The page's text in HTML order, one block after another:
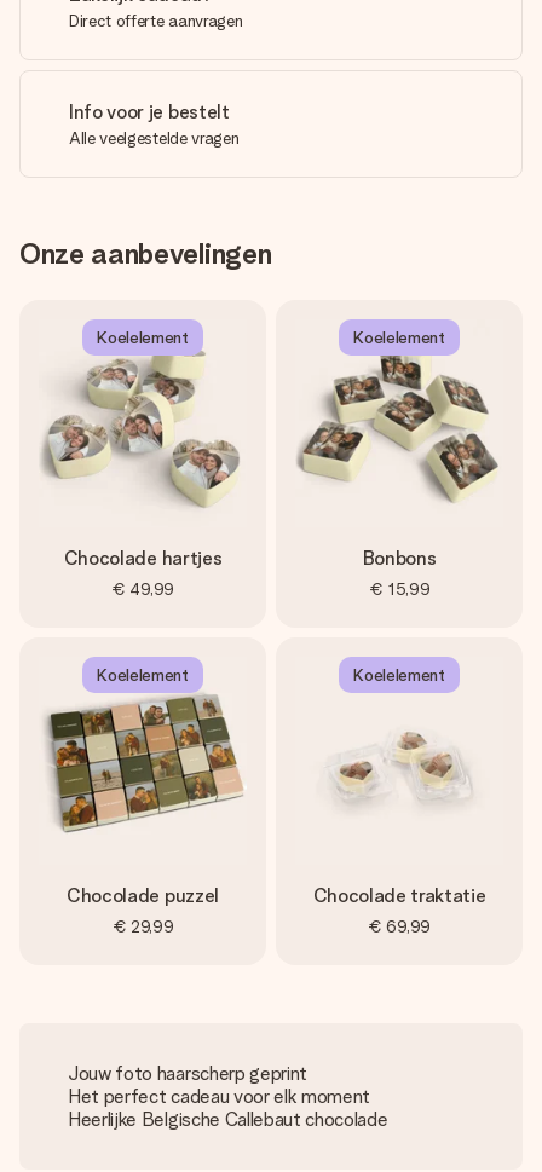
Direct offerte aanvragen
Info voor je bestelt
Alle veelgestelde vragen
Onze aanbevelingen
Koelelement
Chocolade hartjes
€ 49,99
Koelelement
Bonbons
€ 15,99
Koelelement
Chocolade puzzel
€ 29,99
Koelelement
Chocolade traktatie
€ 69,99
Jouw foto haarscherp geprint
Het perfect cadeau voor elk moment
Heerlijke Belgische Callebaut chocolade